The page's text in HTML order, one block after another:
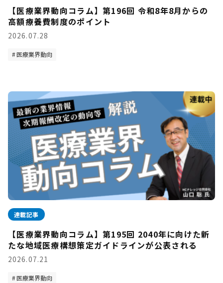
【医療業界動向コラム】第196回 令和8年8月からの
高額療養費制度のポイント
2026.07.28
医療業界動向
連載記事
【医療業界動向コラム】第195回 2040年に向けた新
たな地域医療構想策定ガイドラインが公表される
2026.07.21
医療業界動向